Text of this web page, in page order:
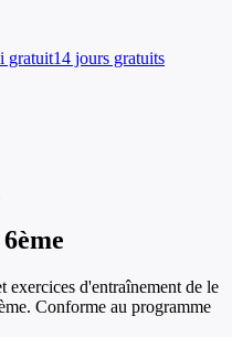
gratuit14 jours gratuits
6ème
exercices d'entraînement de le
. Conforme au programme